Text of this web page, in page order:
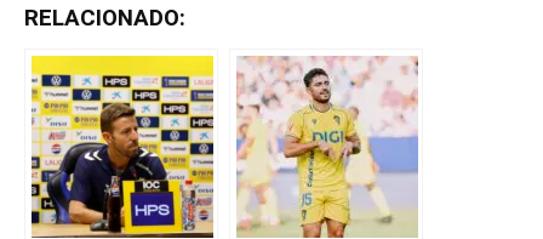
RELACIONADO: